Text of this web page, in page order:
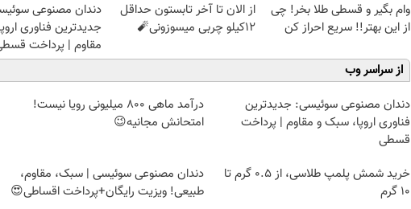
وام بگیر و قسطی طلا بخر! چی
از این بهتر!! سریع احراز کن
از الان تا آخر تابستون حداقل
12کیلو چربی میسوزونی🧨
دندان مصنوعی
جدیدترین فناوری
مقاوم | پرداخت
از سراسر وب
دندان مصنوعی سوئیسی: جدیدترین
فناوری اروپا، سبک و مقاوم | پرداخت
قسطی
درآمد ماهی 800 میلیونی رویا نیست!
امتحانش مجانیه😉
خرید شمش پلمپ طلاسی، از ۰.۵ گرم تا
۱۰ گرم
دندان مصنوعی سوئیسی | سبک، مقاوم،
طبیعی! ویزیت رایگان+پرداخت اقساطی😍